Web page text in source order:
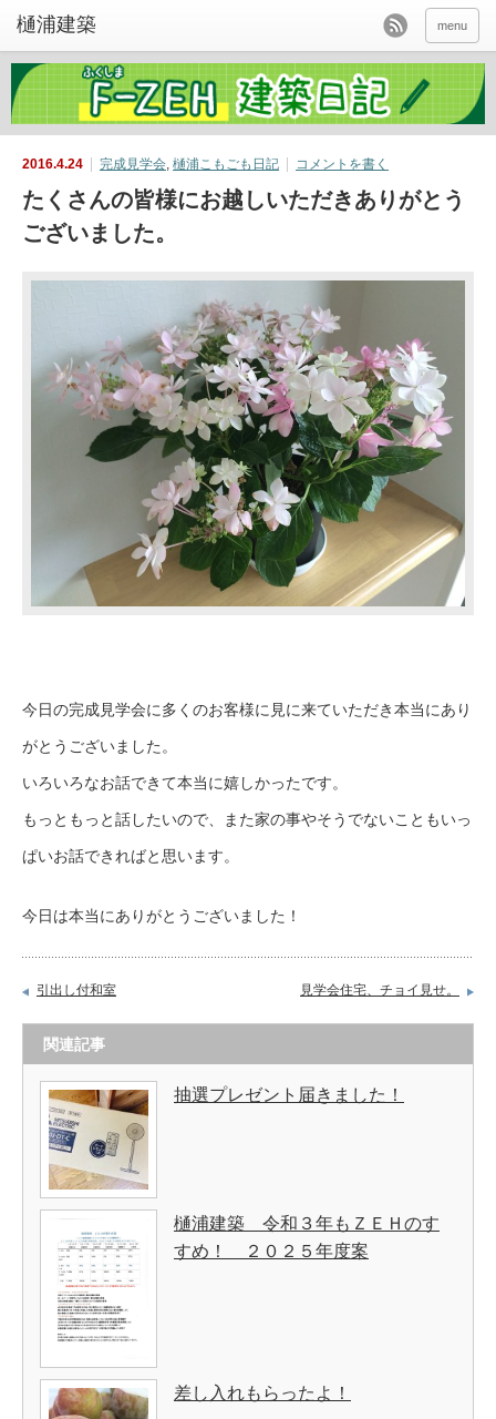
menu
2016.4.24 完成見学会, 樋浦こもごも日記 コメントを書く
たくさんの皆様にお越しいただきありがとう
ございました。
今日の完成見学会に多くのお客様に見に来ていただき本当にあり
がとうございました。
いろいろなお話できて本当に嬉しかったです。
もっともっと話したいので、また家の事やそうでないこともいっ
ぱいお話できればと思います。
今日は本当にありがとうございました！
引出し付和室 見学会住宅、チョイ見せ。
関連記事
抽選プレゼント届きました！
樋浦建築 令和３年もＺＥＨのす
すめ！ ２０２５年度案
差し入れもらったよ！